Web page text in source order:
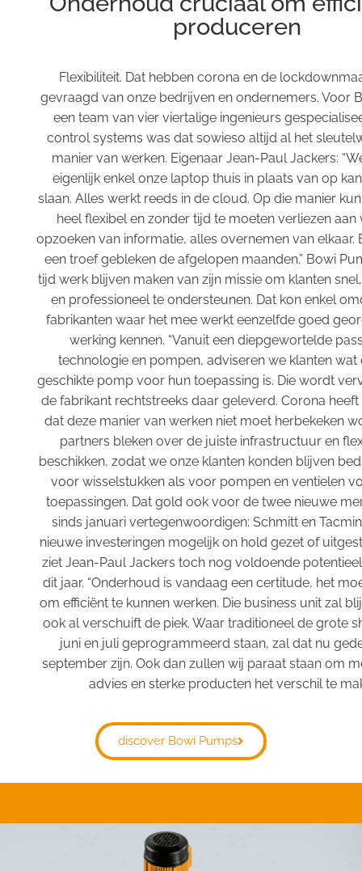
produceren
Flexibiliteit. Dat hebben corona en de
gevraagd van onze bedrijven en ondernemers. Voor
een team van vier viertalige ingenieurs
control systems was dat sowieso altijd al het
manier van werken. Eigenaar Jean-Paul Jackers:
eigenlijk enkel onze laptop thuis in plaats van op
slaan. Alles werkt reeds in de cloud. Op die manier
heel flexibel en zonder tijd te moeten verliezen aan
opzoeken van informatie, alles overnemen van elkaar.
een troef gebleken de afgelopen maanden.” Bowi
tijd werk blijven maken van zijn missie om klanten
en professioneel te ondersteunen. Dat kon enkel
fabrikanten waar het mee werkt eenzelfde goed
werking kennen. “Vanuit een diepgewortelde
technologie en pompen, adviseren we klanten wat
geschikte pomp voor hun toepassing is. Die wordt
de fabrikant rechtstreeks daar geleverd. Corona
dat deze manier van werken niet moet herbekeken
partners bleken over de juiste infrastructuur en
beschikken, zodat we onze klanten konden blijven
voor wisselstukken als voor pompen en ventielen
toepassingen. Dat gold ook voor de twee nieuwe
sinds januari vertegenwoordigen: Schmitt en
nieuwe investeringen mogelijk on hold gezet of
ziet Jean-Paul Jackers toch nog voldoende
dit jaar. “Onderhoud is vandaag een certitude, het
om efficiënt te kunnen werken. Die business unit zal
ook al verschuift de piek. Waar traditioneel de grote
juni en juli geprogrammeerd staan, zal dat nu
september zijn. Ook dan zullen wij paraat staan om
advies en sterke producten het verschil te
discover Bowi Pumps